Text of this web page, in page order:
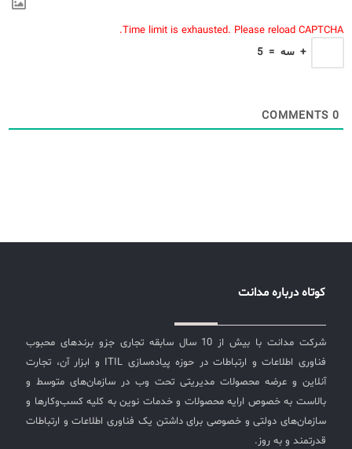
Time limit is exhausted. Please reload CAPTCHA.
+ سه =
5
0
کوتاه درباره مدانت
شرکت مدانت با بیش از 10 سال سابقه تجاری جزو برندهای محبوب
فناوری اطلاعات و ارتباطات در حوزه پیاده‌سازی ITIL و ابزار آن، تجارت
آنلاین و عرضه محصولات مدیریتی تحت وب در سازمان‌های متوسط و
بالاست به خصوص ارایه محصولات و خدمات نوین به کلیه کسب‌وکارها و
سازمان‌های دولتی و خصوصی برای داشتن یک فناوری اطلاعات و ارتباطات
قدرتمند و به روز.